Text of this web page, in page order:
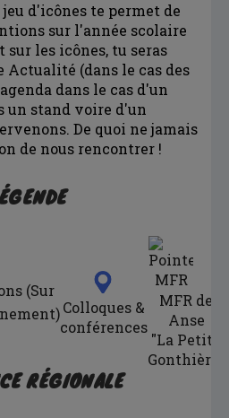
d'icônes te permet de
sur l'année scolaire
sur les icônes, tu seras
Actualité (dans le cas des
dans le cas d'un
un stand voire d'un
De quoi ne jamais
de nous rencontrer !
(Sur
Colloques &
conférences
MFR de
Anse
"La Petite
Gonthière"
RÉGIONALE